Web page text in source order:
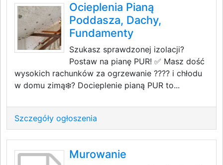
Ocieplenia Pianą
Poddasza, Dachy,
Fundamenty
Szukasz sprawdzonej izolacji?
Postaw na pianę PUR! ✅ Masz dość
wysokich rachunków za ogrzewanie ???? i chłodu
w domu zimą❄️? Docieplenie pianą PUR to...
Szczegóły ogłoszenia
Murowanie